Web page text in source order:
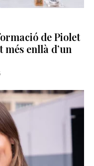
de Piolet
enllà d’un